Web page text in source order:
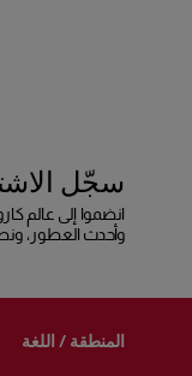
سجّل
انضموا إلى عالم
وأحدث العطور،
المنطقة / اللغة